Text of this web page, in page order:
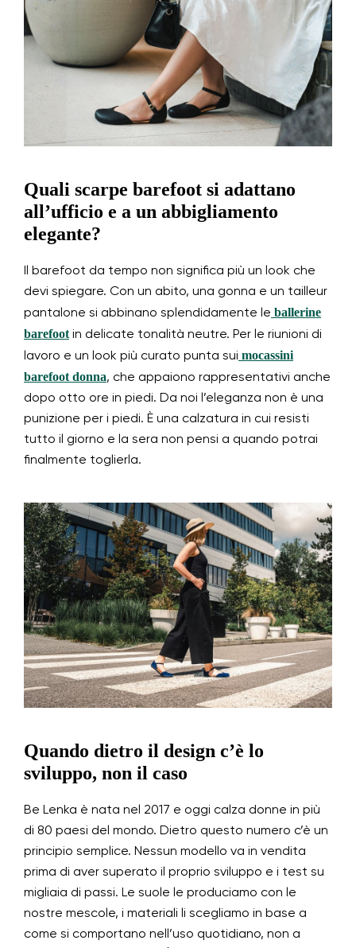
Quali scarpe barefoot si adattano
all’ufficio e a un abbigliamento
elegante?
Il barefoot da tempo non significa più un look che
devi spiegare. Con un abito, una gonna e un tailleur
pantalone si abbinano splendidamente le ballerine
barefootin delicate tonalità neutre. Per le riunioni di
lavoro e un look più curato punta sui mocassini
barefoot donna, che appaiono rappresentativi anche
dopo otto ore in piedi. Da noi l’eleganza non è una
punizione per i piedi. È una calzatura in cui resisti
tutto il giorno e la sera non pensi a quando potrai
finalmente toglierla.
Quando dietro il design c’è lo
sviluppo, non il caso
Be Lenka è nata nel 2017 e oggi calza donne in più
di 80 paesi del mondo. Dietro questo numero c’è un
principio semplice. Nessun modello va in vendita
prima di aver superato il proprio sviluppo e i test su
migliaia di passi. Le suole le produciamo con le
nostre mescole, i materiali li scegliamo in base a
come si comportano nell’uso quotidiano, non a